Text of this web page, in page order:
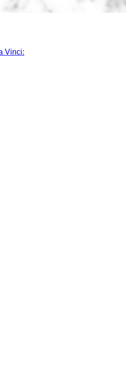
Vinci: